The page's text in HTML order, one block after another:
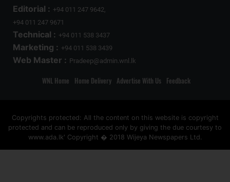
Editorial : +94 011 247 9642,
+94 011 247 9671
Technical : +94 011 538 3437
Marketing : +94 011 538 3439
Web Master : Pradeep@admin.wnl.lk
WNL Home Home Delivery Advertise With Us Feedback
Copyrights protected: All the content on this website is copyright
protected and can be reproduced only by giving the due courtesy to
www.ada.lk' Copyright � 2018 Wijeya Newspapers Ltd.